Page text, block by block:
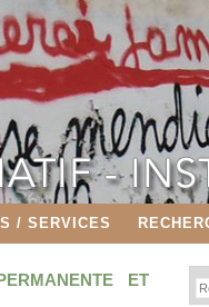
/ SERVICES
ET